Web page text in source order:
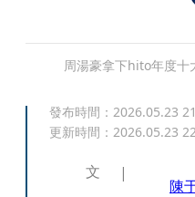
周湯豪拿下hito年度十
發布時間： 2026.05.23
更新時間： 2026.05.23
文
陳